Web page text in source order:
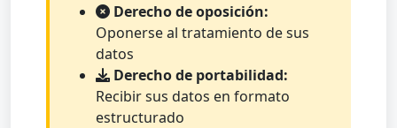
Derecho de oposición:
Oponerse al tratamiento de sus
datos
Derecho de portabilidad:
Recibir sus datos en formato
estructurado